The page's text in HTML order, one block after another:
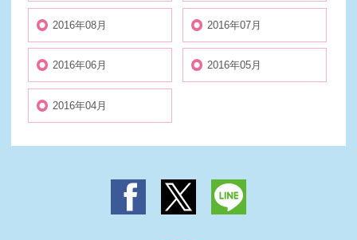
2016年08月 2016年07月
2016年06月 2016年05月
2016年04月